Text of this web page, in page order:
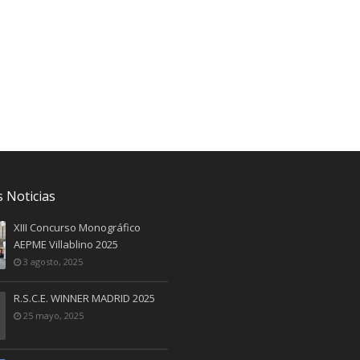
Noticias
XIII Concurso Monográfico
AEPME Villablino 2025
3 agosto, 2025
R.S.C.E. WINNER MADRID 2025
25 mayo, 2025